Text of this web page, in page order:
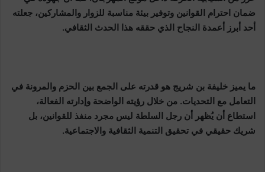
ضمان احترام القوانين وتوفير بيئة مناسبة للزوار والمشاركين، جعلته
أحد أبرز أعمدة النجاح الذي حققه هذا الحدث الثقافي.
ما يميز خليفة بن شريج هو قدرته على الجمع بين الحزم والمرونة في
التعامل مع التحديات. من خلال رؤيته الواضحة وإدارته الفعالة،
استطاع أن يُظهر أن رجل السلطة ليس مجرد منفذ للقوانين، بل
شريك حقيقي في تحقيق التنمية الثقافية والاجتماعية.